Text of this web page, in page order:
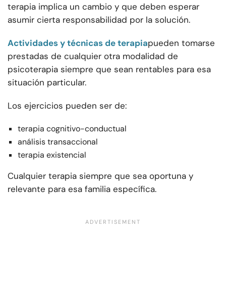
terapia implica un cambio y que deben esperar
asumir cierta responsabilidad por la solución.
Actividades y técnicas de terapiapueden tomarse
prestadas de cualquier otra modalidad de
psicoterapia siempre que sean rentables para esa
situación particular.
Los ejercicios pueden ser de:
terapia cognitivo-conductual
análisis transaccional
terapia existencial
Cualquier terapia siempre que sea oportuna y
relevante para esa familia específica.